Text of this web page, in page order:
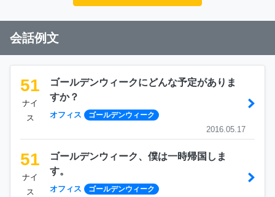
会話例文
51
ナイ
ス
ゴールデンウィークにどんな予定がありま
すか？
オフィス ゴールデンウィーク
2016.05.17
51
ナイ
ス
ゴールデンウィーク、僕は一時帰国しま
す。
オフィス ゴールデンウィーク